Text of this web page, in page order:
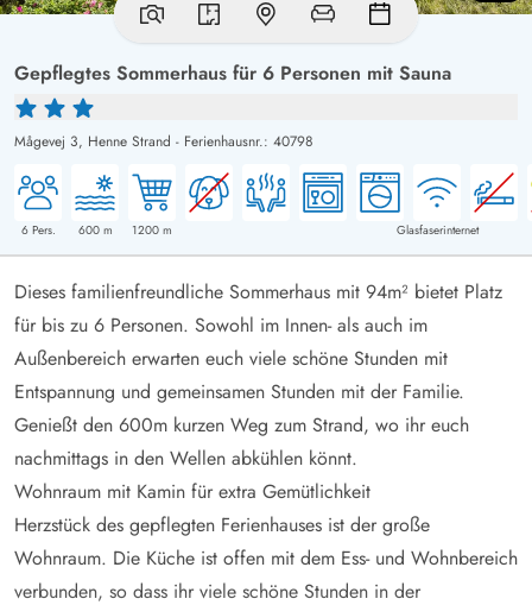
Gepflegtes Sommerhaus für 6 Personen mit Sauna
Mågevej 3, Henne Strand - Ferienhausnr.: 40798
6Pers. 600m 1200 m Glasfaserinternet
Dieses familienfreundliche Sommerhaus mit 94m² bietet Platz
für bis zu 6 Personen. Sowohl im Innen- als auch im
Außenbereich erwarten euch viele schöne Stunden mit
Entspannung und gemeinsamen Stunden mit der Familie.
Genießt den 600m kurzen Weg zum Strand, wo ihr euch
nachmittags in den Wellen abkühlen könnt.
Wohnraum mit Kamin für extra Gemütlichkeit
Herzstück des gepflegten Ferienhauses ist der große
Wohnraum. Die Küche ist offen mit dem Ess- und Wohnbereich
verbunden, so dass ihr viele schöne Stunden in der